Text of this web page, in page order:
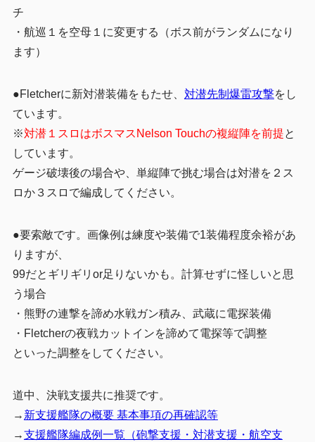
チ
・航巡１を空母１に変更する（ボス前がランダムになり
ます）
●Fletcherに新対潜装備をもたせ、 対潜先制爆雷攻撃をし
ています。
※対潜１スロはボスマスNelson Touchの複縦陣を前提と
しています。
ゲージ破壊後の場合や、単縦陣で挑む場合は対潜を２ス
ロか３スロで編成してください。
●要索敵です。画像例は練度や装備で1装備程度余裕があ
りますが、
99だとギリギリor足りないかも。計算せずに怪しいと思
う場合
・熊野の連撃を諦め水戦ガン積み、武蔵に電探装備
・Fletcherの夜戦カットインを諦めて電探等で調整
といった調整をしてください。
道中、決戦支援共に推奨です。
→ 新支援艦隊の概要 基本事項の再確認等
→支援艦隊編成例一覧（砲撃支援・対潜支援・航空支